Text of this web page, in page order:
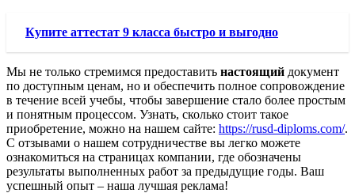
Купите аттестат 9 класса быстро и выгодно
Мы не только стремимся предоставить настоящий документ
по доступным ценам, но и обеспечить полное сопровождение
в течение всей учебы, чтобы завершение стало более простым
и понятным процессом. Узнать, сколько стоит такое
приобретение, можно на нашем сайте: https://rusd-diploms.com/.
С отзывами о нашем сотрудничестве вы легко можете
ознакомиться на страницах компании, где обозначены
результаты выполненных работ за предыдущие годы. Ваш
успешный опыт – наша лучшая реклама!